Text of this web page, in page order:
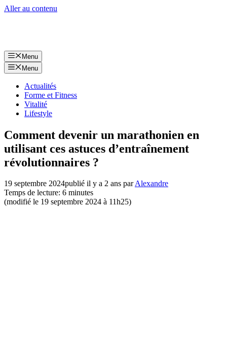
Aller au contenu
Menu
Menu
Actualités
Forme et Fitness
Vitalité
Lifestyle
Comment devenir un marathonien en
utilisant ces astuces d’entraînement
révolutionnaires ?
19 septembre 2024publié il y a 2 ans parAlexandre
Temps de lecture: 6 minutes
(modifié le 19 septembre 2024 à 11h25)